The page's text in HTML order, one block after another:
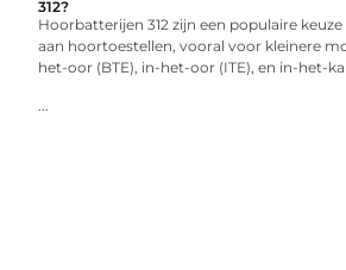
312?
Hoorbatterijen 312 zijn een populaire
aan hoortoestellen, vooral voor kleinere
het-oor (BTE), in-het-oor (ITE), en in-het-
...